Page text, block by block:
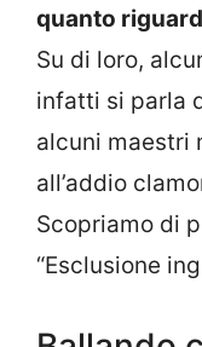
quanto
Su di loro,
infatti si parla
alcuni maestri
all’addio
Scopriamo di
“Esclusione